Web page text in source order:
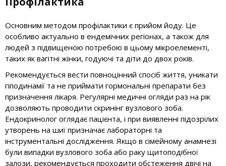
Основним методом профілактики є прийом йоду. Це
особливо актуально в ендемічних регіонах, а також для
людей з підвищеною потребою в цьому мікроелементі,
таких як вагітні жінки, годуючі та діти до двох років.
Рекомендується вести повноцінний спосіб життя, уникати
гіподинамії та не приймати гормональні препарати без
призначення лікаря. Регулярні медичні огляди раз на рік
дозволяють проводити скринінг вузлового зоба.
Ендокринолог оглядає пацієнта, і при виявленні підозрілих
утворень на шиї призначає лабораторні та
інструментальні дослідження. Якщо в сімейному анамнезі
були випадки вузлового зоба або раку щитоподібної
залози, рекомендується проходити обстеження двічі на